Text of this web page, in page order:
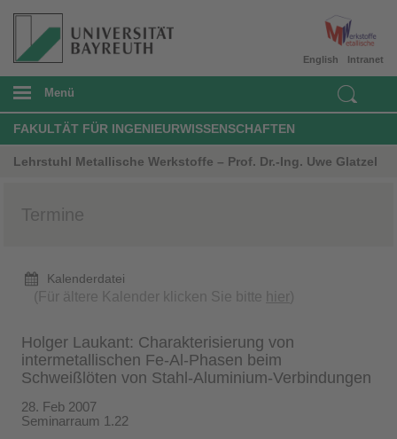
Intranet
English
Menü
FAKULTÄT FÜR INGENIEURWISSENSCHAFTEN
Lehrstuhl Metallische Werkstoffe – Prof. Dr.-Ing. Uwe Glatzel
Termine
Kalenderdatei
(Für ältere Kalender klicken Sie bitte hier)
Holger Laukant: Charakterisierung von
intermetallischen Fe-Al-Phasen beim
Schweißlöten von Stahl-Aluminium-Verbindungen
28. Feb 2007
Seminarraum 1.22